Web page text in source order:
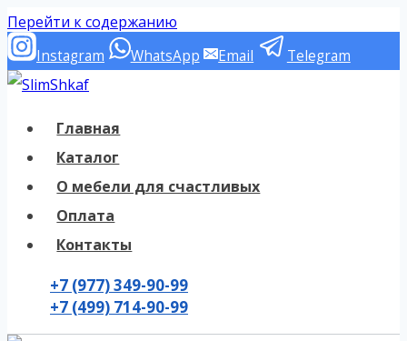
Перейти к содержанию
Instagram WhatsApp Email Telegram
Главная
Каталог
О мебели для счастливых
Оплата
Контакты
+7 (977) 349-90-99
+7 (499) 714-90-99